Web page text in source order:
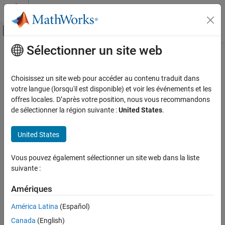
Passer au contenu
Activer/désactiver l'affichage du menu
Accueil de la documentation
Simulink PLC Coder
Code Generation
PLC Code Generation Basics
Code Interface Configuration and
Integration
Distributed Model Code Generation
Contenu principal
Referenced Models
Generate code for referenced models
You can generate IEC 61131-3 Structured Text code for a model
reference hierarchy to achieve:
Incremental code generation — Generate code only if the
model has changes since the code was previously generated
Modular development — Develop and maintain referenced
model independently from the models that use it
Code reuse — Generate reusable code from a referenced
model
Sélectionner un site web
Choisissez un site web pour accéder au contenu traduit dans
votre langue (lorsqu'il est disponible) et voir les événements et les
offres locales. D’après votre position, nous vous recommandons
de sélectionner la région suivante :United States.
United States
Vous pouvez également sélectionner un site web dans la liste
suivante :
Amériques
América Latina (Español)
Canada (English)